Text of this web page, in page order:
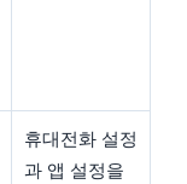
휴대전화 설정
과 앱 설정을